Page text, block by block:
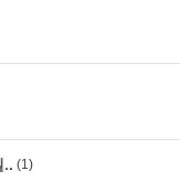
.. (1)